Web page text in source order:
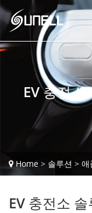
Home > 솔루션 > 애
EV 충전소
EV 충전소